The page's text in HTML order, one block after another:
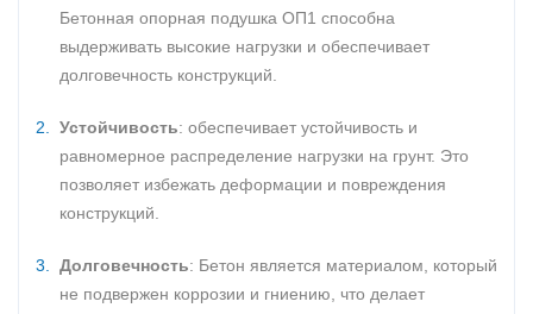
Бетонная опорная подушка ОП1 способна
выдерживать высокие нагрузки и обеспечивает
долговечность конструкций.
Устойчивость: обеспечивает устойчивость и
равномерное распределение нагрузки на грунт. Это
позволяет избежать деформации и повреждения
конструкций.
Долговечность: Бетон является материалом, который
не подвержен коррозии и гниению, что делает